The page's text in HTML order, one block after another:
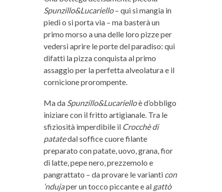
Spunzillo&Lucariello– qui si mangia in
piedi o si porta via – ma basterà un
primo morso a una delle loro pizze per
vedersi aprire le porte del paradiso: qui
difatti la pizza conquista al primo
assaggio per la perfetta alveolatura e il
cornicione prorompente.
Ma da Spunzillo&Lucarielloè d’obbligo
iniziare con il fritto artigianale. Tra le
sfiziosità imperdibile il Crocchè di
patatedal soffice cuore filante
preparato con patate, uovo, grana, fior
di latte, pepe nero, prezzemolo e
pangrattato – da provare le varianti con
‘ndujaper un tocco piccante e al gattò